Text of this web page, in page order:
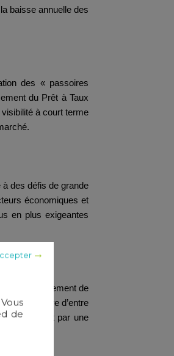
baisse annuelle des
des « passoires
du Prêt à Taux
à court terme
des défis de grande
économiques et
en plus exigeantes
Le ralentissement de
nombre d’entre
s’est traduit par une
de